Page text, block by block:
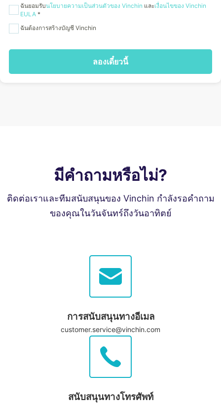
ฉันยอมรับนโยบายความเป็นส่วนตัวของ Vinchin และเงื่อนไขของ Vinchin
EULA *
ฉันต้องการสร้างบัญชี Vinchin
ลองเดี๋ยวนี้
มีคำถามหรือไม่?
ติดต่อเราและทีมสนับสนุนของ Vinchin กำลังรอคำถาม
ของคุณในวันจันทร์ถึงวันอาทิตย์
การสนับสนุนทางอีเมล
customer.service@vinchin.com
สนับสนุนทางโทรศัพท์